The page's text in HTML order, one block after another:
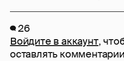
26
Войдите в аккаунт,
оставлять комментарии